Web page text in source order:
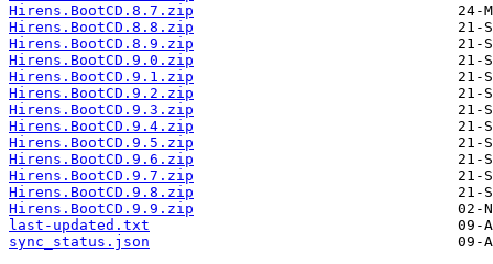
Hirens.BootCD.8.7.zip
Hirens.BootCD.8.8.zip
Hirens.BootCD.8.9.zip
Hirens.BootCD.9.0.zip
Hirens.BootCD.9.1.zip
Hirens.BootCD.9.2.zip
Hirens.BootCD.9.3.zip
Hirens.BootCD.9.4.zip
Hirens.BootCD.9.5.zip
Hirens.BootCD.9.6.zip
Hirens.BootCD.9.7.zip
Hirens.BootCD.9.8.zip
Hirens.BootCD.9.9.zip
last-updated.txt
sync_status.json